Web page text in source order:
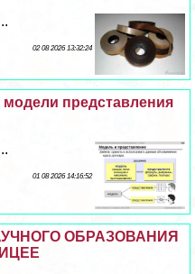
02 08 2026 13:32:24
представления
01 08 2026 14:16:52
ОБРАЗОВАНИЯ